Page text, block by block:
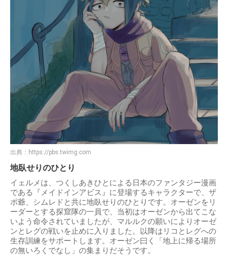
出典： https://pbs.twimg.com
地臥せりのひとり
イェルメは、つくしあきひとによる日本のファンタジー漫画
である『メイドインアビス』に登場するキャラクターで、ザ
ポ爺、シムレドと共に地臥せりのひとりです。オーゼンをリ
ーダーとする探窟隊の一員で、当初はオーゼンから出てこな
いよう命令されていましたが、マルルクの願いによりオーゼ
ンとレグの戦いを止めに入りました。以降はリコとレグへの
生存訓練をサポートします。オーゼン曰く「地上に帰る場所
の無いろくでなし」の集まりだそうです。